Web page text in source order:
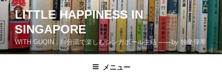
テ
ン
ツ
LITTLE HAPPINESS IN
SINGAPORE
WITH GUQIN : 自分流で楽しむシンガポール生活 ――by 独坐弾琴
メニュー